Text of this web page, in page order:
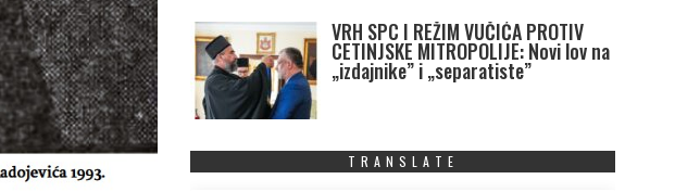
VRH SPC I REŽIM VUČIĆA PROTIV
CETINJSKE MITROPOLIJE: Novi lov na
„izdajnike” i „separatiste”
TRANSLATE